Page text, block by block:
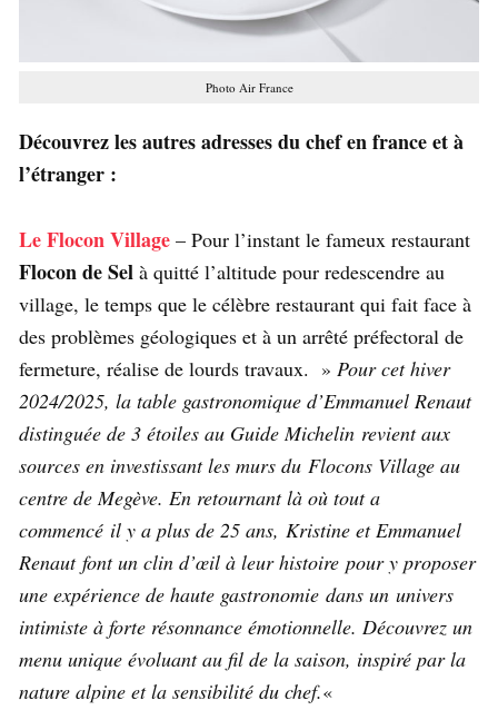
Photo Air France
Découvrez les autres adresses du chef en france et à
l’étranger :
Le Flocon Village – Pour l’instant le fameux restaurant
Flocon de Sel à quitté l’altitude pour redescendre au
village, le temps que le célèbre restaurant qui fait face à
des problèmes géologiques et à un arrêté préfectoral de
fermeture, réalise de lourds travaux. » Pour cet hiver
2024/2025, la table gastronomique d’Emmanuel Renaut
distinguée de 3 étoiles au Guide Michelin revient aux
sources en investissant les murs du Flocons Village au
centre de Megève. En retournant là où tout a
commencé il y a plus de 25 ans, Kristine et Emmanuel
Renaut font un clin d’œil à leur histoire pour y proposer
une expérience de haute gastronomie dans un univers
intimiste à forte résonnance émotionnelle. Découvrez un
menu unique évoluant au fil de la saison, inspiré par la
nature alpine et la sensibilité du chef.«